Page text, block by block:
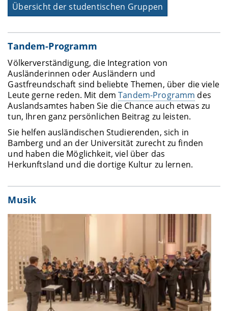
Übersicht der studentischen Gruppen
Tandem-Programm
Völkerverständigung, die Integration von
Ausländerinnen oder Ausländern und
Gastfreundschaft sind beliebte Themen, über die viele
Leute gerne reden. Mit demTandem-Programm des
Auslandsamtes haben Sie die Chance auch etwas zu
tun, Ihren ganz persönlichen Beitrag zu leisten.
Sie helfen ausländischen Studierenden, sich in
Bamberg und an der Universität zurecht zu finden
und haben die Möglichkeit, viel über das
Herkunftsland und die dortige Kultur zu lernen.
Musik